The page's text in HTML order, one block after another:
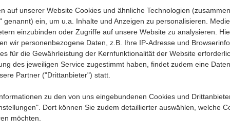
Wenn Sie Ihr Passwort vergessen haben, geben Sie einfach Ihren
den ButtonPasswort per E-Mail zusenden. Anschließend werden Sie
Passwort zu vergeben.
URL zum Zurücksetzen Ihres Passwortes.
zu viking office haben, können Sie Ihr Passwort nicht mit Ihrer E-Mail-
Kontakt
auf unserer Website Cookies und ähnliche Technologien
genannt) ein, um u.a. Inhalte und Anzeigen zu personalisieren.
einzubinden oder Zugriffe auf unsere Website zu analysieren.
wir personenbezogene Daten, z.B. Ihre IP-Adresse und
für die Gewährleistung der Kernfunktionalität der Website
des jeweiligen Service zugestimmt haben, findet zudem eine
Partner ("Drittanbieter") statt.
zu den von uns eingebundenen Cookies und
Dort können Sie zudem detaillierter auswählen, welche
möchten.